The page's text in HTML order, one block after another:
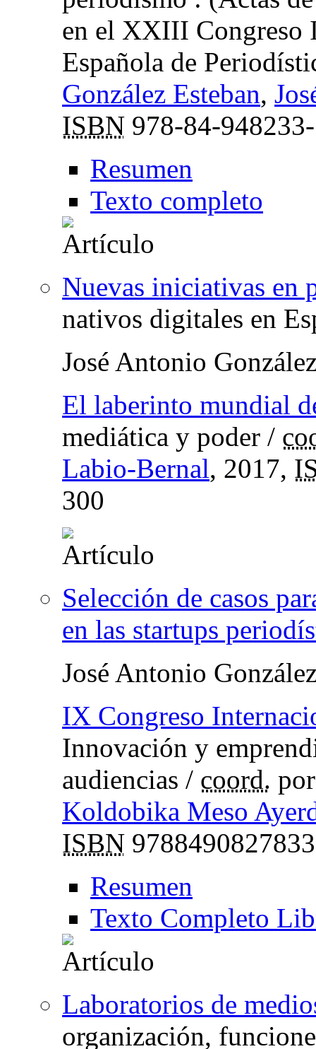
en el XXIII Congreso
Española de
González Esteban,
ISBN 978-84-
Resumen
Texto completo
Nuevas iniciativas en
nativos digitales en
José Antonio
El laberinto mundial
mediática y poder /
Labio-Bernal, 2017,
300
Selección de casos
en las startups
José Antonio
IX Congreso
Innovación y
audiencias / coord.
Koldobika Meso
ISBN
Resumen
Texto Completo
Laboratorios de
organización,